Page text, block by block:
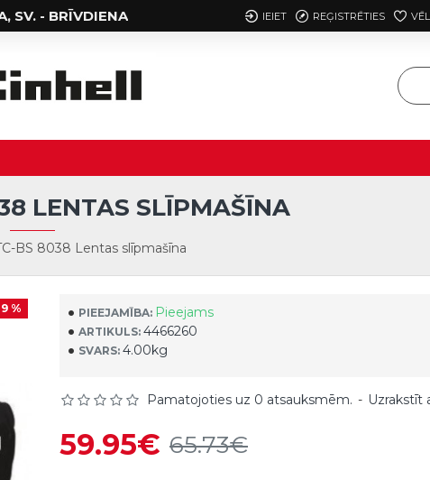
SV. - BRĪVDIENA IEIET REĢISTRĒTIES
BS 8038 Lentas slīpmašīna
LENTAS SLĪPMAŠĪNA
% PIEEJAMĪBA: Pieejams
ARTIKULS: 4466260
SVARS: 4.00kg
Pamatojoties uz 0 atsauksmēm. - Uzrakstīt
59.95€ 65.73€